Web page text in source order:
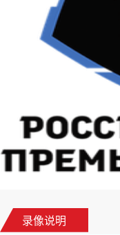
录像说明